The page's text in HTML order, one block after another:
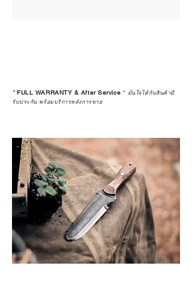
*FULL WARRANTY & After Service * มั่นใจได้กับสินค้ามี
รับประกัน พร้อมบริการหลังการขาย